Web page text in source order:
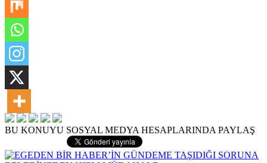
BU KONUYU SOSYAL MEDYA HESAPLARINDA PAYLAŞ